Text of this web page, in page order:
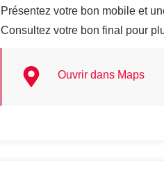
Présentez votre bon mobile et
Consultez votre bon final pour
Ouvrir dans Maps